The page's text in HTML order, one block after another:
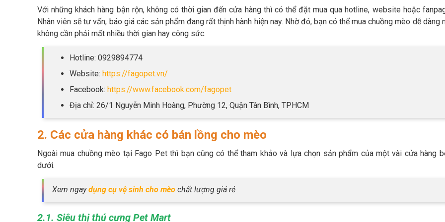
Với những khách hàng bận rộn, không có thời gian đến cửa hàng thì có thể đặt mua qua hotline, website hoặc
Nhân viên sẽ tư vấn, báo giá các sản phẩm đang rất thịnh hành hiện nay. Nhờ đó, bạn có thể mua chuồng mèo dễ dàng
không cần phải mất nhiều thời gian hay công sức.
Hotline: 0929894774
Website: https://fagopet.vn/
Facebook: https://www.facebook.com/fagopet
Địa chỉ: 26/1 Nguyễn Minh Hoàng, Phường 12, Quận Tân Bình, TPHCM
2. Các cửa hàng khác có bán lồng cho mèo
Ngoài mua chuồng mèo tại Fago Pet thì bạn cũng có thể tham khảo và lựa chọn sản phẩm của một vài cửa hàng
dưới.
Xem ngaydụng cụ vệ sinh cho mèo chất lượng giá rẻ
2.1. Siêu thị thú cưng Pet Mart